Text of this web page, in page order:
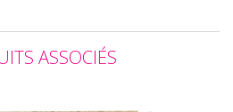
ASSOCIÉS